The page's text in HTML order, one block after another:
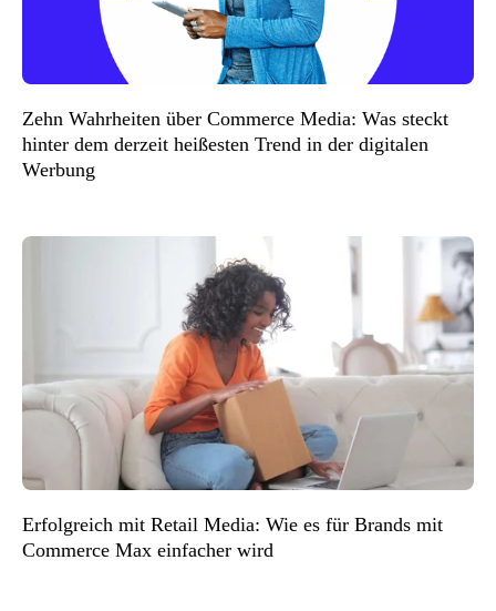
Zehn Wahrheiten über Commerce Media: Was steckt
hinter dem derzeit heißesten Trend in der digitalen
Werbung
Erfolgreich mit Retail Media: Wie es für Brands mit
Commerce Max einfacher wird